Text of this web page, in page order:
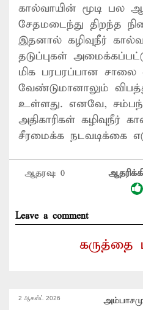
கால்வாயின் மூடி பல
சேதமடைந்து திறந்த
இதனால் கழிவுநீர்
தடுப்புகள்
மிக பரபரப்பான
வேண்டுமானாலும்
உள்ளது. எனவே,
அதிகாரிகள் கழிவுநீர்
சீரமைக்க நடவடிக்கை
ஆதரவு: 0
Leave a comment
கருத்தை
2 ஆகஸ்ட் 2026